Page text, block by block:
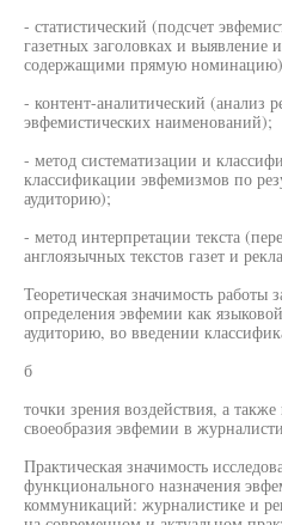
- статистический (подсчет
газетных заголовках и выявление
содержащими прямую
- контент-аналитический (анализ
эвфемистических наименований);
- метод систематизации и
классификации эвфемизмов по
аудиторию);
- метод интерпретации текста
англоязычных текстов газет и
Теоретическая значимость работы
определения эвфемии как
аудиторию, во введении
б
точки зрения воздействия, а
своеобразия эвфемии в
Практическая значимость
функционального назначения
коммуникаций: журналистике и